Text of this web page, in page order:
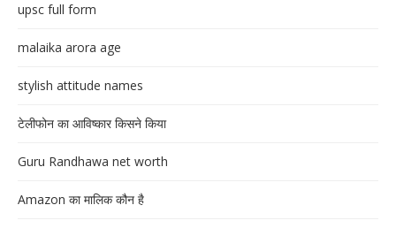
upsc full form
malaika arora age
stylish attitude names
टेलीफोन का आविष्कार किसने किया
Guru Randhawa net worth
Amazon का मालिक कौन है